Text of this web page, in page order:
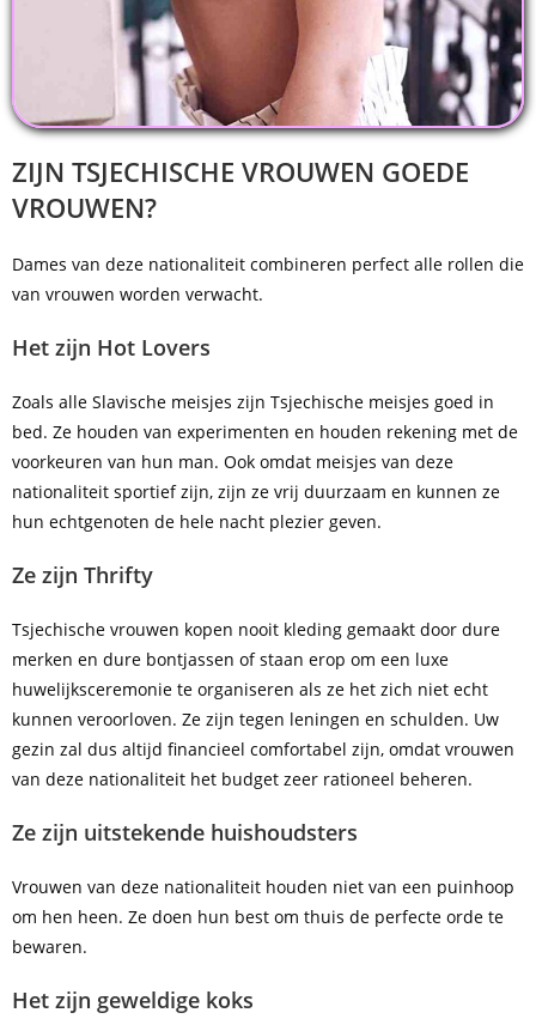
ZIJN TSJECHISCHE VROUWEN GOEDE
VROUWEN?
Dames van deze nationaliteit combineren perfect alle rollen die
van vrouwen worden verwacht.
Het zijn Hot Lovers
Zoals alle Slavische meisjes zijn Tsjechische meisjes goed in
bed. Ze houden van experimenten en houden rekening met de
voorkeuren van hun man. Ook omdat meisjes van deze
nationaliteit sportief zijn, zijn ze vrij duurzaam en kunnen ze
hun echtgenoten de hele nacht plezier geven.
Ze zijn Thrifty
Tsjechische vrouwen kopen nooit kleding gemaakt door dure
merken en dure bontjassen of staan erop om een luxe
huwelijksceremonie te organiseren als ze het zich niet echt
kunnen veroorloven. Ze zijn tegen leningen en schulden. Uw
gezin zal dus altijd financieel comfortabel zijn, omdat vrouwen
van deze nationaliteit het budget zeer rationeel beheren.
Ze zijn uitstekende huishoudsters
Vrouwen van deze nationaliteit houden niet van een puinhoop
om hen heen. Ze doen hun best om thuis de perfecte orde te
bewaren.
Het zijn geweldige koks